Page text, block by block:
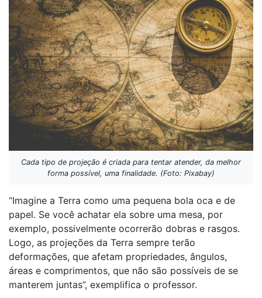
Cada tipo de projeção é criada para tentar atender, da melhor
forma possível, uma finalidade. (Foto: Pixabay)
“Imagine a Terra como uma pequena bola oca e de
papel. Se você achatar ela sobre uma mesa, por
exemplo, possivelmente ocorrerão dobras e rasgos.
Logo, as projeções da Terra sempre terão
deformações, que afetam propriedades, ângulos,
áreas e comprimentos, que não são possíveis de se
manterem juntas”, exemplifica o professor.